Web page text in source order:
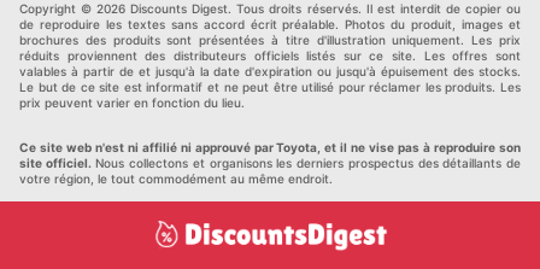
Copyright © 2026 Discounts Digest. Tous droits réservés. Il est interdit de copier ou
de reproduire les textes sans accord écrit préalable. Photos du produit, images et
brochures des produits sont présentées à titre d'illustration uniquement. Les prix
réduits proviennent des distributeurs officiels listés sur ce site. Les offres sont
valables à partir de et jusqu'à la date d'expiration ou jusqu'à épuisement des stocks.
Le but de ce site est informatif et ne peut être utilisé pour réclamer les produits. Les
prix peuvent varier en fonction du lieu.
Ce site web n'est ni affilié ni approuvé par Toyota, et il ne vise pas à reproduire son
site officiel. Nous collectons et organisons les derniers prospectus des détaillants de
votre région, le tout commodément au même endroit.